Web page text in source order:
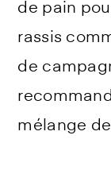
de pain
rassis
de
mélange